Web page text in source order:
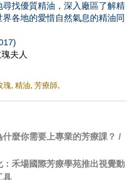
尋找優質精油，深入廠區了解精
各地的愛惜自然氣息的精油同
夫人
瑰, 精油, 芳療師,
麼你需要上專業的芳療課？ /
禾場國際芳療學苑推出視覺動
具